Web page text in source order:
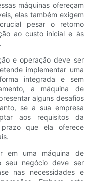
máquinas ofereçam
elas também exigem
pesar o retorno
ao custo inicial e às
e operação deve ser
implementar uma
integrada e sem
a máquina de
alguns desafios
se a sua empresa
aos requisitos da
que ela oferece
em uma máquina de
seu negócio deve ser
nas necessidades e